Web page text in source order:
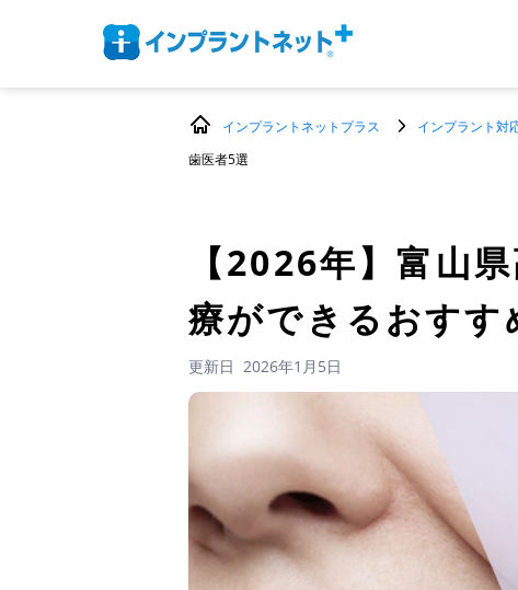
インプラントネットプラス インプラント対
歯医者5選
【2026年】 富山
療ができるおすす
更新日 2026年1月5日